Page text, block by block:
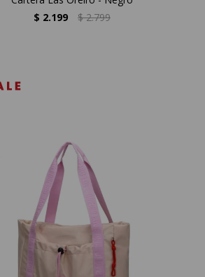
$ 2.199 $ 2.799